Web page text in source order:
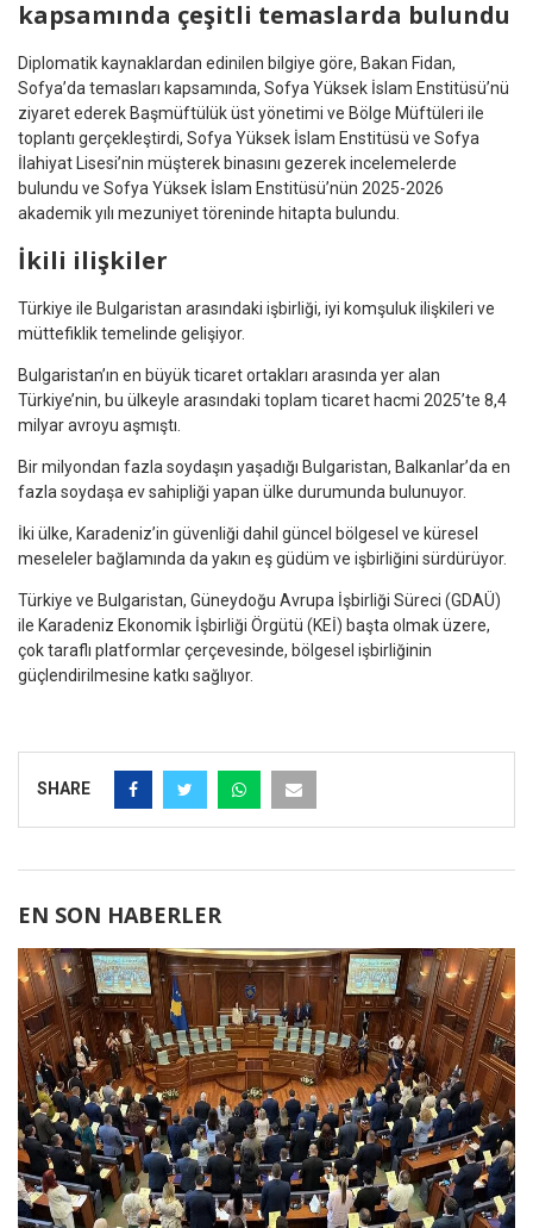
kapsamında çeşitli temaslarda bulundu
Diplomatik kaynaklardan edinilen bilgiye göre, Bakan Fidan,
Sofya’da temasları kapsamında, Sofya Yüksek İslam Enstitüsü’nü
ziyaret ederek Başmüftülük üst yönetimi ve Bölge Müftüleri ile
toplantı gerçekleştirdi, Sofya Yüksek İslam Enstitüsü ve Sofya
İlahiyat Lisesi’nin müşterek binasını gezerek incelemelerde
bulundu ve Sofya Yüksek İslam Enstitüsü’nün 2025-2026
akademik yılı mezuniyet töreninde hitapta bulundu.
İkili ilişkiler
Türkiye ile Bulgaristan arasındaki işbirliği, iyi komşuluk ilişkileri ve
müttefiklik temelinde gelişiyor.
Bulgaristan’ın en büyük ticaret ortakları arasında yer alan
Türkiye’nin, bu ülkeyle arasındaki toplam ticaret hacmi 2025’te 8,4
milyar avroyu aşmıştı.
Bir milyondan fazla soydaşın yaşadığı Bulgaristan, Balkanlar’da en
fazla soydaşa ev sahipliği yapan ülke durumunda bulunuyor.
İki ülke, Karadeniz’in güvenliği dahil güncel bölgesel ve küresel
meseleler bağlamında da yakın eş güdüm ve işbirliğini sürdürüyor.
Türkiye ve Bulgaristan, Güneydoğu Avrupa İşbirliği Süreci (GDAÜ)
ile Karadeniz Ekonomik İşbirliği Örgütü (KEİ) başta olmak üzere,
çok taraflı platformlar çerçevesinde, bölgesel işbirliğinin
güçlendirilmesine katkı sağlıyor.
SHARE
EN SON HABERLER